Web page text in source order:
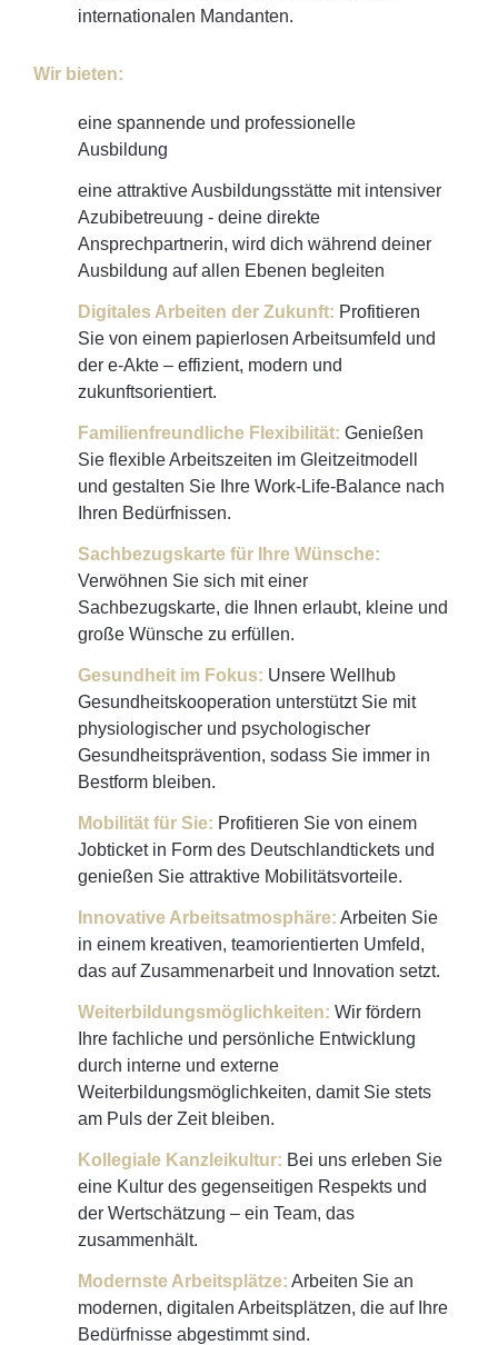
internationalen Mandanten.
Wir bieten:
eine spannende und professionelle
Ausbildung
eine attraktive Ausbildungsstätte mit intensiver
Azubibetreuung - deine direkte
Ansprechpartnerin, wird dich während deiner
Ausbildung auf allen Ebenen begleiten
Digitales Arbeiten der Zukunft: Profitieren
Sie von einem papierlosen Arbeitsumfeld und
der e-Akte – effizient, modern und
zukunftsorientiert.
Familienfreundliche Flexibilität: Genießen
Sie flexible Arbeitszeiten im Gleitzeitmodell
und gestalten Sie Ihre Work-Life-Balance nach
Ihren Bedürfnissen.
Sachbezugskarte für Ihre Wünsche:
Verwöhnen Sie sich mit einer
Sachbezugskarte, die Ihnen erlaubt, kleine und
große Wünsche zu erfüllen.
Gesundheit im Fokus: Unsere Wellhub
Gesundheitskooperation unterstützt Sie mit
physiologischer und psychologischer
Gesundheitsprävention, sodass Sie immer in
Bestform bleiben.
Mobilität für Sie: Profitieren Sie von einem
Jobticket in Form des Deutschlandtickets und
genießen Sie attraktive Mobilitätsvorteile.
Innovative Arbeitsatmosphäre: Arbeiten Sie
in einem kreativen, teamorientierten Umfeld,
das auf Zusammenarbeit und Innovation setzt.
Weiterbildungsmöglichkeiten: Wir fördern
Ihre fachliche und persönliche Entwicklung
durch interne und externe
Weiterbildungsmöglichkeiten, damit Sie stets
am Puls der Zeit bleiben.
Kollegiale Kanzleikultur: Bei uns erleben Sie
eine Kultur des gegenseitigen Respekts und
der Wertschätzung – ein Team, das
zusammenhält.
Modernste Arbeitsplätze: Arbeiten Sie an
modernen, digitalen Arbeitsplätzen, die auf Ihre
Bedürfnisse abgestimmt sind.